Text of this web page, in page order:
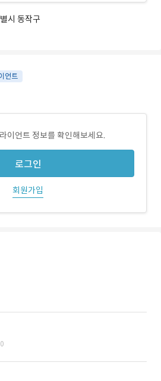
시 동작구
언트
이언트 정보를 확인해보세요.
로그인
회원가입